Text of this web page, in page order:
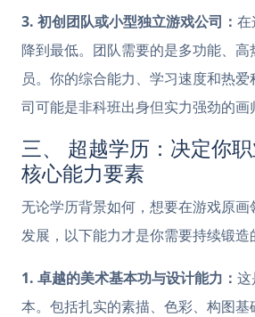
3. 初创团队或小型独立游戏公司： 在
降到最低。团队需要的是多功能、
员。你的综合能力、学习速度和热
司可能是非科班出身但实力强劲的画
三、 超越学历：决定你
核心能力要素
无论学历背景如何，想要在游戏原
发展，以下能力才是你需要持续锻造
1. 卓越的美术基本功与设计能力： 这
本。包括扎实的素描、色彩、构图基